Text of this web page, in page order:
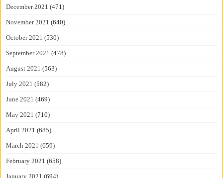
December 2021 (471)
November 2021 (640)
October 2021 (530)
September 2021 (478)
August 2021 (563)
July 2021 (582)
June 2021 (469)
May 2021 (710)
April 2021 (685)
March 2021 (659)
February 2021 (658)
January 2021 (694)